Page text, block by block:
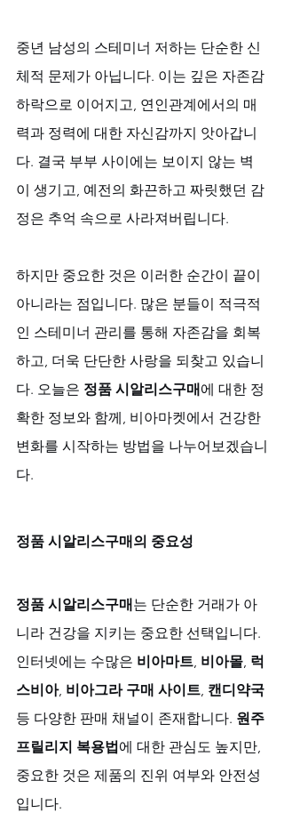
중년 남성의 스테미너 저하는 단순한 신
체적 문제가 아닙니다. 이는 깊은 자존감
하락으로 이어지고, 연인관계에서의 매
력과 정력에 대한 자신감까지 앗아갑니
다. 결국 부부 사이에는 보이지 않는 벽
이 생기고, 예전의 화끈하고 짜릿했던 감
정은 추억 속으로 사라져버립니다.
하지만 중요한 것은 이러한 순간이 끝이
아니라는 점입니다. 많은 분들이 적극적
인 스테미너 관리를 통해 자존감을 회복
하고, 더욱 단단한 사랑을 되찾고 있습니
다. 오늘은 정품 시알리스구매에 대한 정
확한 정보와 함께, 비아마켓에서 건강한
변화를 시작하는 방법을 나누어보겠습니
다.
정품 시알리스구매의 중요성
정품 시알리스구매는 단순한 거래가 아
니라 건강을 지키는 중요한 선택입니다.
인터넷에는 수많은 비아마트, 비아몰, 럭
스비아, 비아그라 구매 사이트, 캔디약국
등 다양한 판매 채널이 존재합니다. 원주
프릴리지 복용법에 대한 관심도 높지만,
중요한 것은 제품의 진위 여부와 안전성
입니다.